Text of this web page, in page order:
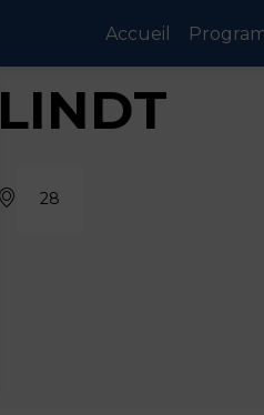
Accueil
LINDT
28